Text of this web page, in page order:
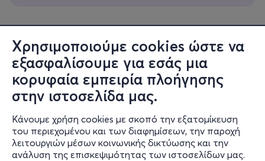
Χρησιμοποιούμε cookies ώστε να
εξασφαλίσουμε για εσάς μια
κορυφαία εμπειρία πλοήγησης
στην ιστοσελίδα μας.
Κάνουμε χρήση cookies με σκοπό την εξατομίκευση
του περιεχομένου και των διαφημίσεων, την παροχή
λειτουργιών μέσων κοινωνικής δικτύωσης και την
ανάλυση της επισκεψιμότητας των ιστοσελίδων μας.
Πληροφορίες
Υποστήριξη
Stay Connected